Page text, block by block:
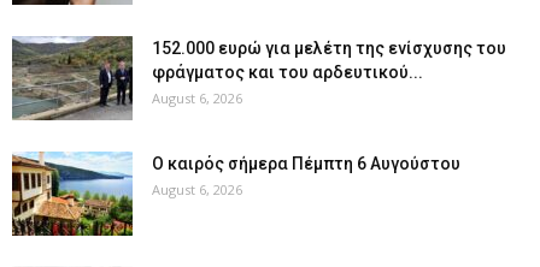
152.000 ευρώ για μελέτη της ενίσχυσης του
φράγματος και του αρδευτικού...
August 6, 2026
Ο καιρός σήμερα Πέμπτη 6 Αυγούστου
August 6, 2026